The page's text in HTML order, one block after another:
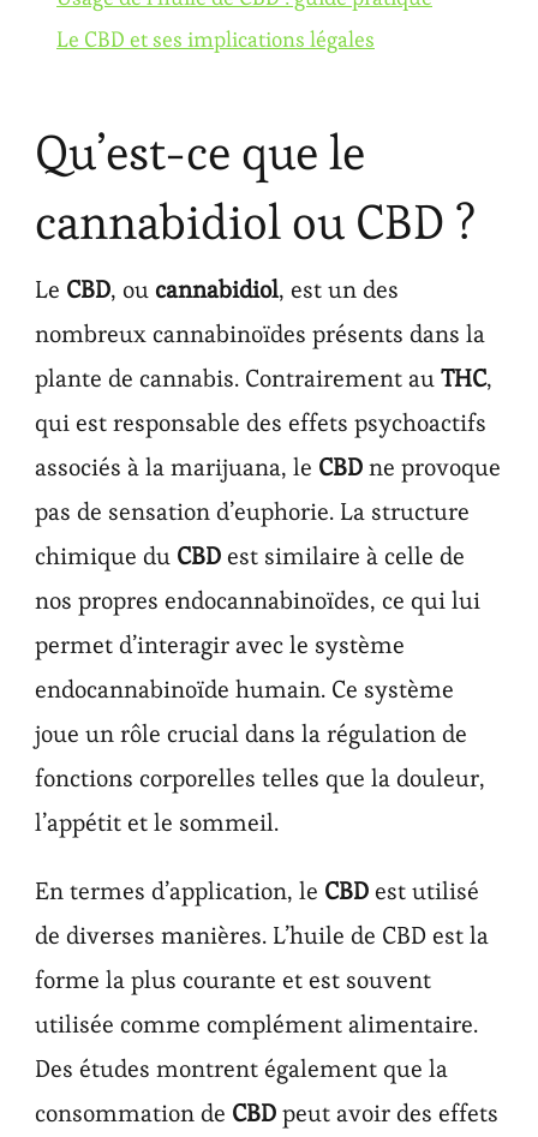
Le CBD et ses implications légales
Qu’est-ce que le
cannabidiol ou CBD ?
Le CBD, ou cannabidiol, est un des
nombreux cannabinoïdes présents dans la
plante de cannabis. Contrairement auTHC,
qui est responsable des effets psychoactifs
associés à la marijuana, le CBDne provoque
pas de sensation d’euphorie. La structure
chimique du CBDest similaire à celle de
nos propres endocannabinoïdes, ce qui lui
permet d’interagir avec le système
endocannabinoïde humain. Ce système
joue un rôle crucial dans la régulation de
fonctions corporelles telles que la douleur,
l’appétit et le sommeil.
En termes d’application, le CBDest utilisé
de diverses manières. L’huile de CBD est la
forme la plus courante et est souvent
utilisée comme complément alimentaire.
Des études montrent également que la
consommation de CBDpeut avoir des effets